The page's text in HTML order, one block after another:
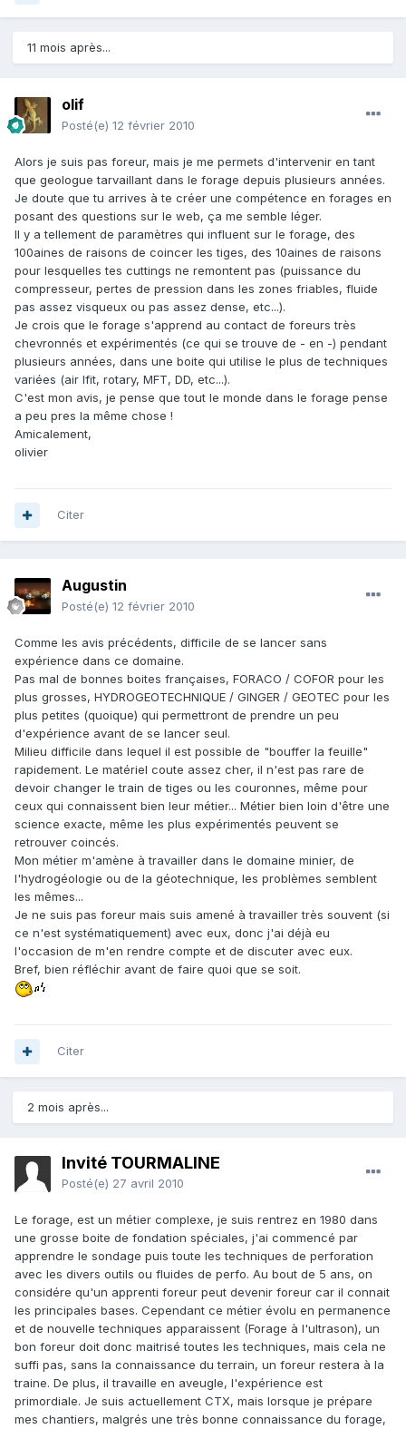
11 mois après...
olif
Posté(e) 12 février 2010
Alors je suis pas foreur, mais je me permets d'intervenir en tant
que geologue tarvaillant dans le forage depuis plusieurs années.
Je doute que tu arrives à te créer une compétence en forages en
posant des questions sur le web, ça me semble léger.
Il y a tellement de paramètres qui influent sur le forage, des
100aines de raisons de coincer les tiges, des 10aines de raisons
pour lesquelles tes cuttings ne remontent pas (puissance du
compresseur, pertes de pression dans les zones friables, fluide
pas assez visqueux ou pas assez dense, etc...).
Je crois que le forage s'apprend au contact de foreurs très
chevronnés et expérimentés (ce qui se trouve de - en -) pendant
plusieurs années, dans une boite qui utilise le plus de techniques
variées (air lfit, rotary, MFT, DD, etc...).
C'est mon avis, je pense que tout le monde dans le forage pense
a peu pres la même chose !
Amicalement,
olivier
Citer
Augustin
Posté(e) 12 février 2010
Comme les avis précédents, difficile de se lancer sans
expérience dans ce domaine.
Pas mal de bonnes boites françaises, FORACO / COFOR pour les
plus grosses, HYDROGEOTECHNIQUE / GINGER / GEOTEC pour les
plus petites (quoique) qui permettront de prendre un peu
d'expérience avant de se lancer seul.
Milieu difficile dans lequel il est possible de "bouffer la feuille"
rapidement. Le matériel coute assez cher, il n'est pas rare de
devoir changer le train de tiges ou les couronnes, même pour
ceux qui connaissent bien leur métier... Métier bien loin d'être une
science exacte, même les plus expérimentés peuvent se
retrouver coincés.
Mon métier m'amène à travailler dans le domaine minier, de
l'hydrogéologie ou de la géotechnique, les problèmes semblent
les mêmes...
Je ne suis pas foreur mais suis amené à travailler très souvent (si
ce n'est systématiquement) avec eux, donc j'ai déjà eu
l'occasion de m'en rendre compte et de discuter avec eux.
Bref, bien réfléchir avant de faire quoi que se soit.
Citer
2 mois après...
Invité TOURMALINE
Posté(e) 27 avril 2010
Le forage, est un métier complexe, je suis rentrez en 1980 dans
une grosse boite de fondation spéciales, j'ai commencé par
apprendre le sondage puis toute les techniques de perforation
avec les divers outils ou fluides de perfo. Au bout de 5 ans, on
considére qu'un apprenti foreur peut devenir foreur car il connait
les principales bases. Cependant ce métier évolu en permanence
et de nouvelle techniques apparaissent (Forage à l'ultrason), un
bon foreur doit donc maitrisé toutes les techniques, mais cela ne
suffi pas, sans la connaissance du terrain, un foreur restera à la
traine. De plus, il travaille en aveugle, l'expérience est
primordiale. Je suis actuellement CTX, mais lorsque je prépare
mes chantiers, malgrés une très bonne connaissance du forage,